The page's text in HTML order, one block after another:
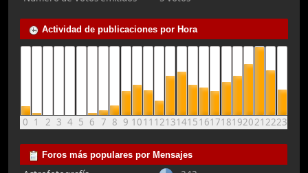
Actividad de publicaciones por Hora
0 1 2 3 4 5 6 7 8 9 1011 121314151617181920212223
Foros más populares por Mensajes